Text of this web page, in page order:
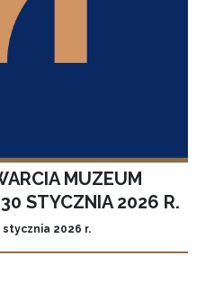
MUZEUM
STYCZNIA 2026 R.
2026 r.